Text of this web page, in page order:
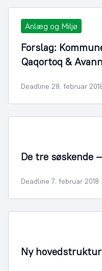
Anlæg og Miljø
Forslag:
Qaqortoq &
Deadline 28. februar
De tre søskende
Deadline 7. februar 2018
Ny